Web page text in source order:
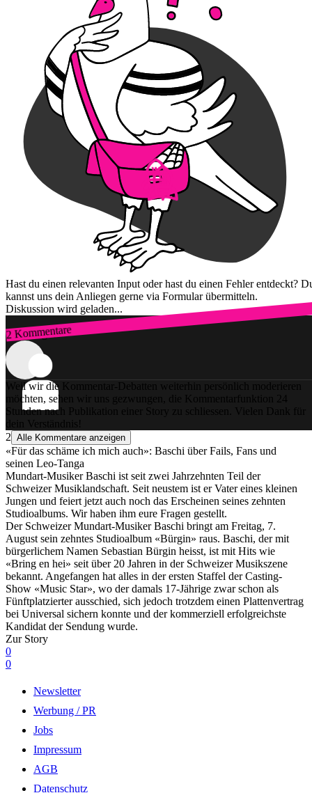
Hast du einen relevanten Input oder hast du einen Fehler entdeckt?
kannst uns dein Anliegen gerne via Formular übermitteln.
Diskussion wird geladen...
2 Kommentare
Zum Login
Weil wir die Kommentar-Debatten weiterhin persönlich moderieren
möchten, sehen wir uns gezwungen, die Kommentarfunktion 24
Stunden nach Publikation einer Story zu schliessen. Vielen Dank für
dein Verständnis!
2 Alle Kommentare anzeigen
«Für das schäme ich mich auch»: Baschi über Fails, Fans und
seinen Leo-Tanga
Mundart-Musiker Baschi ist seit zwei Jahrzehnten Teil der
Schweizer Musiklandschaft. Seit neustem ist er Vater eines kleinen
Jungen und feiert jetzt auch noch das Erscheinen seines zehnten
Studioalbums. Wir haben ihm eure Fragen gestellt.
Der Schweizer Mundart-Musiker Baschi bringt am Freitag, 7.
August sein zehntes Studioalbum «Bürgin» raus. Baschi, der mit
bürgerlichem Namen Sebastian Bürgin heisst, ist mit Hits wie
«Bring en hei» seit über 20 Jahren in der Schweizer Musikszene
bekannt. Angefangen hat alles in der ersten Staffel der Casting-
Show «Music Star», wo der damals 17-Jährige zwar schon als
Fünftplatzierter ausschied, sich jedoch trotzdem einen Plattenvertrag
bei Universal sichern konnte und der kommerziell erfolgreichste
Kandidat der Sendung wurde.
Zur Story
0
0
Newsletter
Werbung / PR
Jobs
Impressum
AGB
Datenschutz